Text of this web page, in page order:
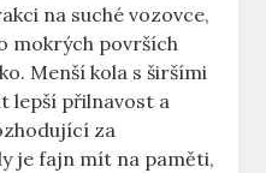
na suché vozovce,
mokrých površích
Menší​ kola s širšími
lepší přilnavost a
za
je fajn mít na paměti,